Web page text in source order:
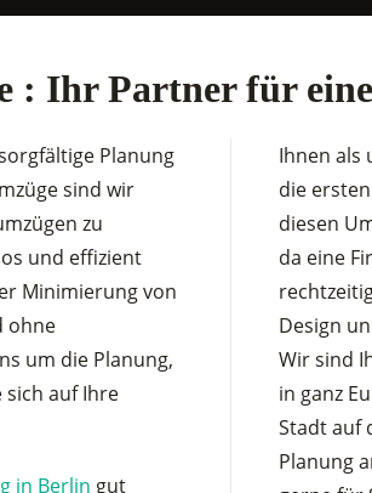
: Ihr Partner für
Planung
sind wir
zu
und effizient
Minimierung von
ohne
um die Planung,
sich auf Ihre
in Berlin gut
Ihnen als
die
diesen
da eine
Design
Wir sind
in ganz
Stadt auf
Planung